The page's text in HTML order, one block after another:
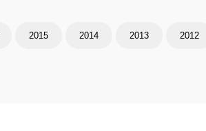
2015 2014 2013 2012